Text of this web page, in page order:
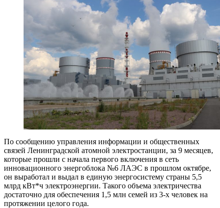
По сообщению управления информации и общественных
связей Ленинградской атомной электростанции, за 9 месяцев,
которые прошли с начала первого включения в сеть
инновационного энергоблока №6 ЛАЭС в прошлом октябре,
он выработал и выдал в единую энергосистему страны 5,5
млрд кВт*ч электроэнергии. Такого объема электричества
достаточно для обеспечения 1,5 млн семей из 3-х человек на
протяжении целого года.